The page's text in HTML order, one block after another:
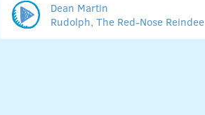
Dean Martin
Rudolph, The Red-Nose Reindee